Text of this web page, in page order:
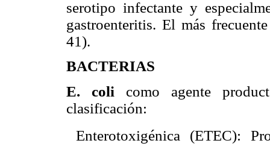
serotipo infectante y
gastroenteritis. El más
41).
BACTERIAS
E. coli como agente
clasificación:
 Enterotoxigénica (ETEC):